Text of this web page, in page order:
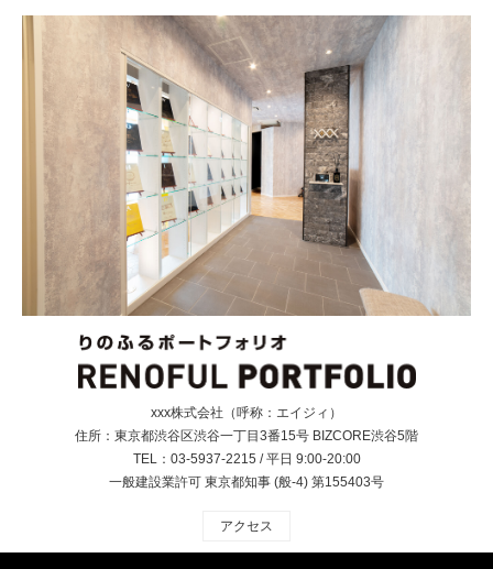
xxx株式会社（呼称：エイジィ）
住所：東京都渋谷区渋谷一丁目3番15号 BIZCORE渋谷5階
TEL：03-5937-2215 / 平日 9:00-20:00
一般建設業許可 東京都知事 (般‐4) 第155403号
アクセス